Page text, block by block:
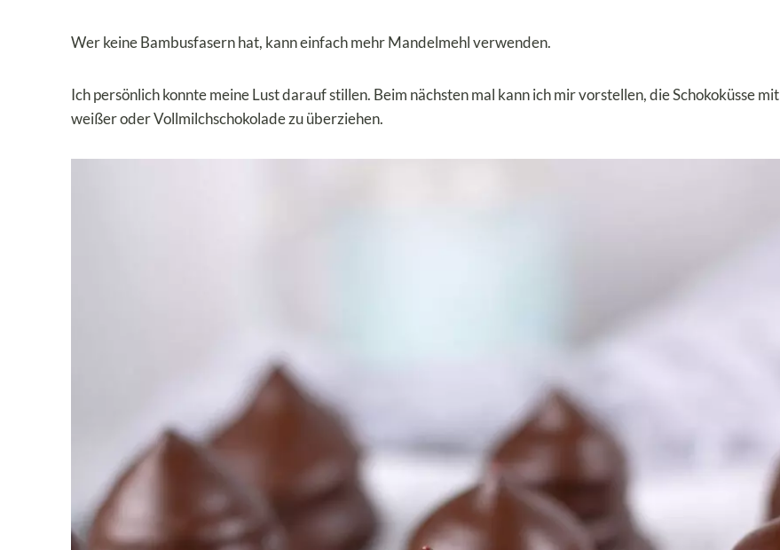
Wer keine Bambusfasern hat, kann einfach mehr Mandelmehl verwenden.
Ich persönlich konnte meine Lust darauf stillen. Beim nächsten mal kann ich mir vorstellen, die Schokoküsse mit
weißer oder Vollmilchschokolade zu überziehen.